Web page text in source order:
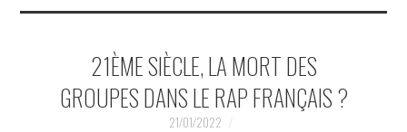
MUSIQUESACTUELLES.NET
21ÈME SIÈCLE, LA MORT DES
GROUPES DANS LE RAP FRANÇAIS ?
21/01/2022